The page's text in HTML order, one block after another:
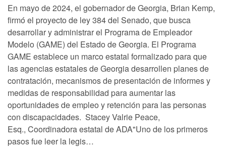
En mayo de 2024, el gobernador de Georgia, Brian Kemp,
firmó el proyecto de ley 384 del Senado, que busca
desarrollar y administrar el Programa de Empleador
Modelo (GAME) del Estado de Georgia. El Programa
GAME establece un marco estatal formalizado para que
las agencias estatales de Georgia desarrollen planes de
contratación, mecanismos de presentación de informes y
medidas de responsabilidad para aumentar las
oportunidades de empleo y retención para las personas
con discapacidades. Stacey Valrie Peace,
Esq., Coordinadora estatal de ADA"Uno de los primeros
pasos fue leer la legis…